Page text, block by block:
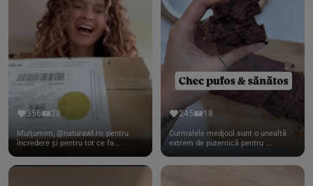
356 28
Mulțumim, @naturawl.ro, pentru
încredere și pentru tot ce fa...
245 18
Curmalele medjool sunt o unealtă
extrem de puternică pentru ...